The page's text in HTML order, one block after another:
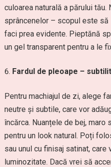
culoarea naturală a părului tău.
sprâncenelor – scopul este
faci prea evidente. Pieptănă
un gel transparent pentru a le
Fardul de pleoape –
Pentru machiajul de zi, alege
neutre și subtile, care vor
încărca. Nuanțele de bej, maro
pentru un look natural. Poți
sau unul cu finisaj satinat,
luminozitate. Dacă vrei să